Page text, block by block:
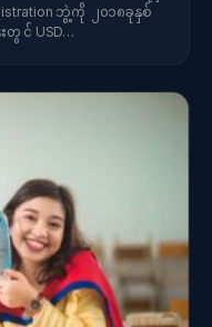
ဘွဲ့ကို ၂၀၁၈ခုနှစ်
တွင် USD…